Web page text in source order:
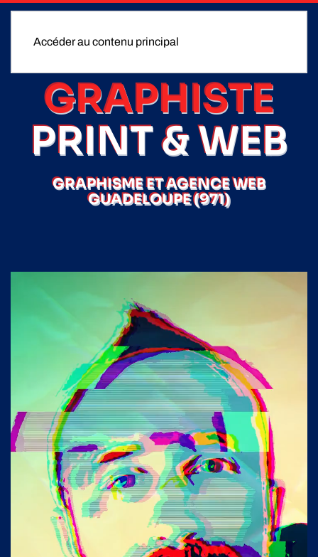
Accéder au contenu principal
GRAPHISTE
PRINT & WEB
GRAPHISME ET AGENCE WEB
GUADELOUPE (971)